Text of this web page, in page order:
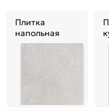
Плитка
напольная